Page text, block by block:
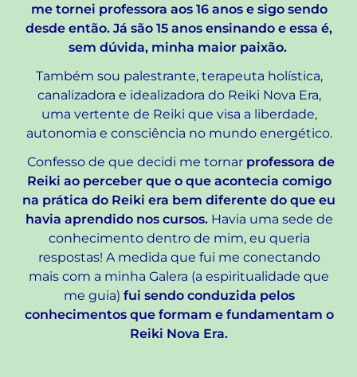
me tornei professora aos 16 anos e sigo sendo
desde então. Já são 15 anos ensinando e essa é,
sem dúvida, minha maior paixão.
Também sou palestrante, terapeuta holística,
canalizadora e idealizadora do Reiki Nova Era,
uma vertente de Reiki que visa a liberdade,
autonomia e consciência no mundo energético.
Confesso de que decidi me tornar professora de
Reiki ao perceber que o que acontecia comigo
na prática do Reiki era bem diferente do que eu
havia aprendido nos cursos.Havia uma sede de
conhecimento dentro de mim, eu queria
respostas! A medida que fui me conectando
mais com a minha Galera (a espiritualidade que
me guia) fui sendo conduzida pelos
conhecimentos que formam e fundamentam o
Reiki Nova Era.